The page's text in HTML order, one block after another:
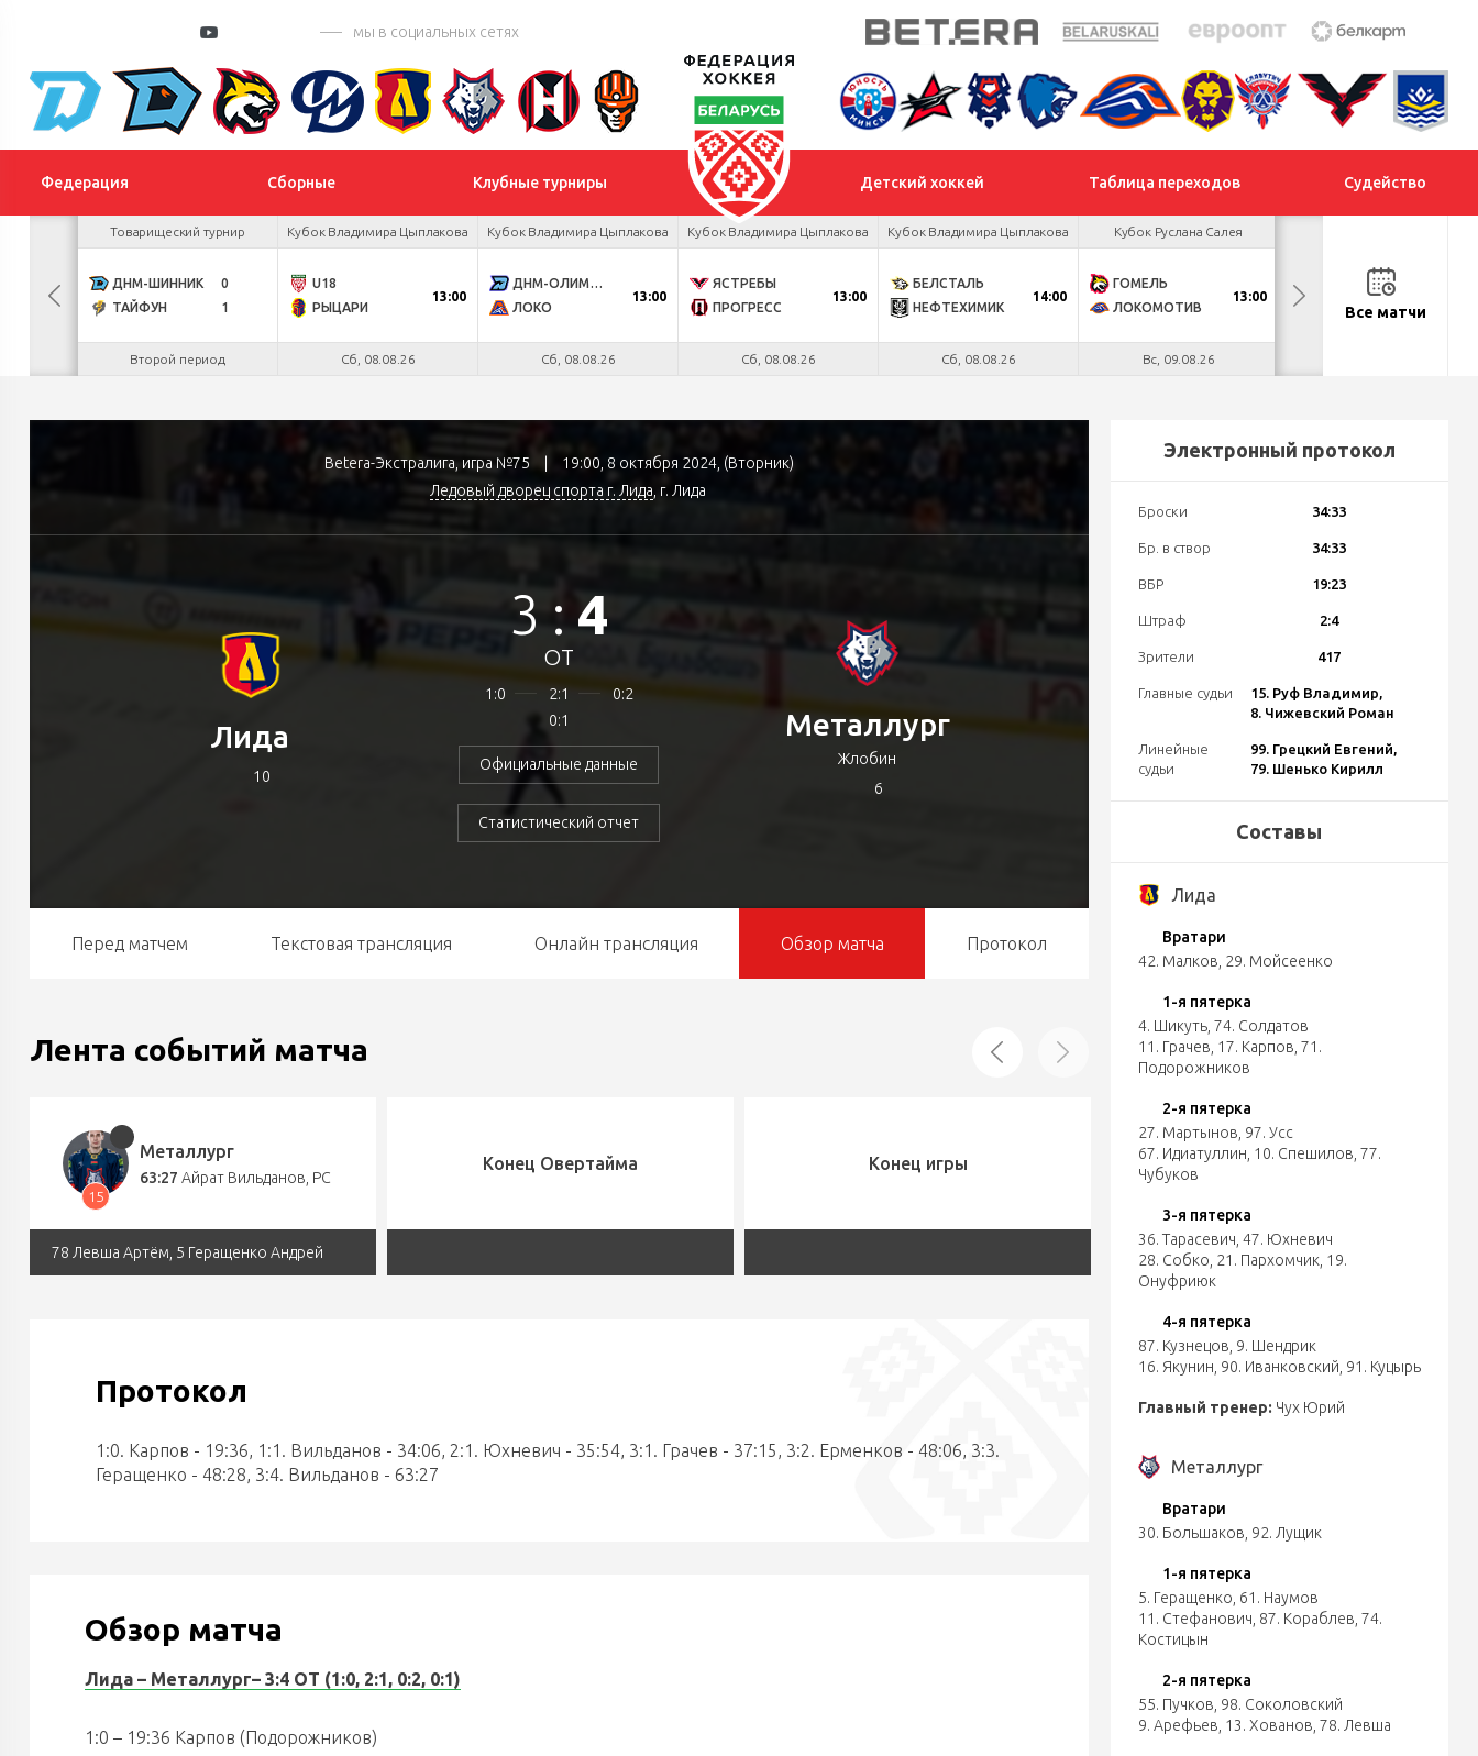
мы в социальных сетях
Федерация Сборные Клубные турниры Детский хоккей Таблица переходов Судейство
БУЛ
Товарищеский турнир
ДНМ-ШИННИК
0
ТАЙФУН
1
Второй период
Кубок Владимира Цыплакова
U18
РЫЦАРИ
13:00
Сб, 08.08.26
Кубок Владимира Цыплакова
ДНМ-ОЛИМПИК
ЛОКО
13:00
Сб, 08.08.26
Кубок Владимира Цыплакова
ЯСТРЕБЫ
ПРОГРЕСС
13:00
Сб, 08.08.26
Кубок Владимира Цыплакова
БЕЛСТАЛЬ
НЕФТЕХИМИК
14:00
Сб, 08.08.26
Кубок Руслана Салея
ГОМЕЛЬ
ЛОКОМОТИВ
13:00
Вс, 09.08.26
МОГИЛЕВ
СЛАВУТИЧ
Все матчи
Betera-Экстралига, игра №75
19:00, 8 октября 2024, (Вторник)
Ледовый дворец спорта г. Лида , г. Лида
Лида
10
3 : 4
ОТ
1:0 2:1
0:2
0:1
Официальные данные
Статистический отчет
Металлург
Жлобин
6
Перед матчем Текстовая трансляция Онлайн трансляция Обзор матча Протокол
Лента событий матча
15
Металлург
63:27 Айрат Вильданов , РС
78 Левша Артём, 5 Геращенко Андрей
Конец Овертайма Конец игры
Протокол
1:0. Карпов - 19:36, 1:1. Вильданов - 34:06, 2:1. Юхневич - 35:54, 3:1. Грачев - 37:15, 3:2. Ерменков - 48:06, 3:3.
Геращенко - 48:28, 3:4. Вильданов - 63:27
Обзор матча
Лида – Металлург– 3:4 ОТ (1:0, 2:1, 0:2, 0:1)
1:0 – 19:36 Карпов (Подорожников)
Электронный протокол
Броски 34:33
Бр. в створ 34:33
ВБР 19:23
Штраф 2:4
Зрители 417
Главные судьи
15. Руф Владимир,
8. Чижевский Роман
Линейные
судьи
99. Грецкий Евгений,
79. Шенько Кирилл
Составы
Лида
Вратари
42. Малков 29. Мойсеенко
1-я пятерка
4. Шикуть, 74. Солдатов
11. Грачев 17. Карпов 71.
Подорожников
2-я пятерка
27. Мартынов 97. Усс
67. Идиатуллин 10. Спешилов 77.
Чубуков
3-я пятерка
36. Тарасевич 47. Юхневич
28. Собко 21. Пархомчик 19.
Онуфриюк
4-я пятерка
87. Кузнецов 9. Шендрик
16. Якунин 90. Иванковский 91. Куцырь
Главный тренер: Чух Юрий
Металлург
Вратари
30. Большаков 92. Лущик
1-я пятерка
5. Геращенко 61. Наумов
11. Стефанович 87. Кораблев 74.
Костицын
2-я пятерка
55. Пучков 98. Соколовский
9. Арефьев 13. Хованов 78. Левша